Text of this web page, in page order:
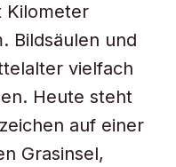
Kilometer
Bildsäulen und
vielfach
Heute steht
auf einer
Grasinsel,